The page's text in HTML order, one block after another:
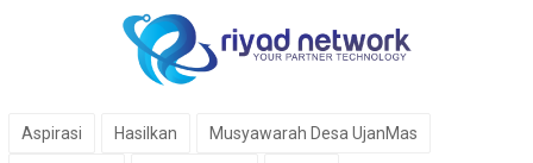
Aspirasi Hasilkan Musyawarah Desa UjanMas